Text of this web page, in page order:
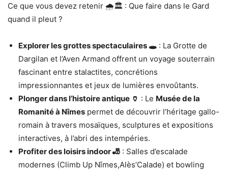
Ce que vous devez retenir 🌧️🏛️ : Que faire dans le Gard
quand il pleut ?
Explorer les grottes spectaculaires 🕳️ : La Grotte de
Dargilan et l’Aven Armand offrent un voyage souterrain
fascinant entre stalactites, concrétions
impressionnantes et jeux de lumières envoûtants.
Plonger dans l’histoire antique 🏺 : Le Musée de la
Romanité à Nîmes permet de découvrir l’héritage gallo-
romain à travers mosaïques, sculptures et expositions
interactives, à l’abri des intempéries.
Profiter des loisirs indoor 🎳 : Salles d’escalade
modernes (Climb Up Nîmes,Alès’Calade) et bowling